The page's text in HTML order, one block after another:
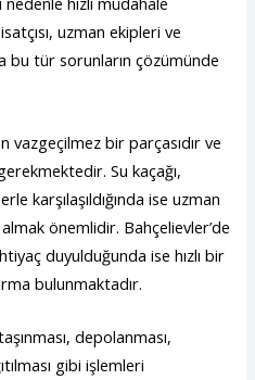
uzman ekipleri ve
bu tür sorunların çözümünde
vazgeçilmez bir parçasıdır ve
Su kaçağı,
karşılaşıldığında ise uzman
önemlidir. Bahçelievler’de
duyulduğunda ise hızlı bir
bulunmaktadır.
depolanması,
gibi işlemleri